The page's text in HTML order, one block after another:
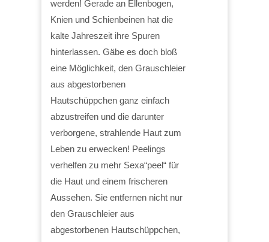
werden! Gerade an Ellenbogen,
Knien und Schienbeinen hat die
kalte Jahreszeit ihre Spuren
hinterlassen. Gäbe es doch bloß
eine Möglichkeit, den Grauschleier
aus abgestorbenen
Hautschüppchen ganz einfach
abzustreifen und die darunter
verborgene, strahlende Haut zum
Leben zu erwecken! Peelings
verhelfen zu mehr Sexa“peel“ für
die Haut und einem frischeren
Aussehen. Sie entfernen nicht nur
den Grauschleier aus
abgestorbenen Hautschüppchen,